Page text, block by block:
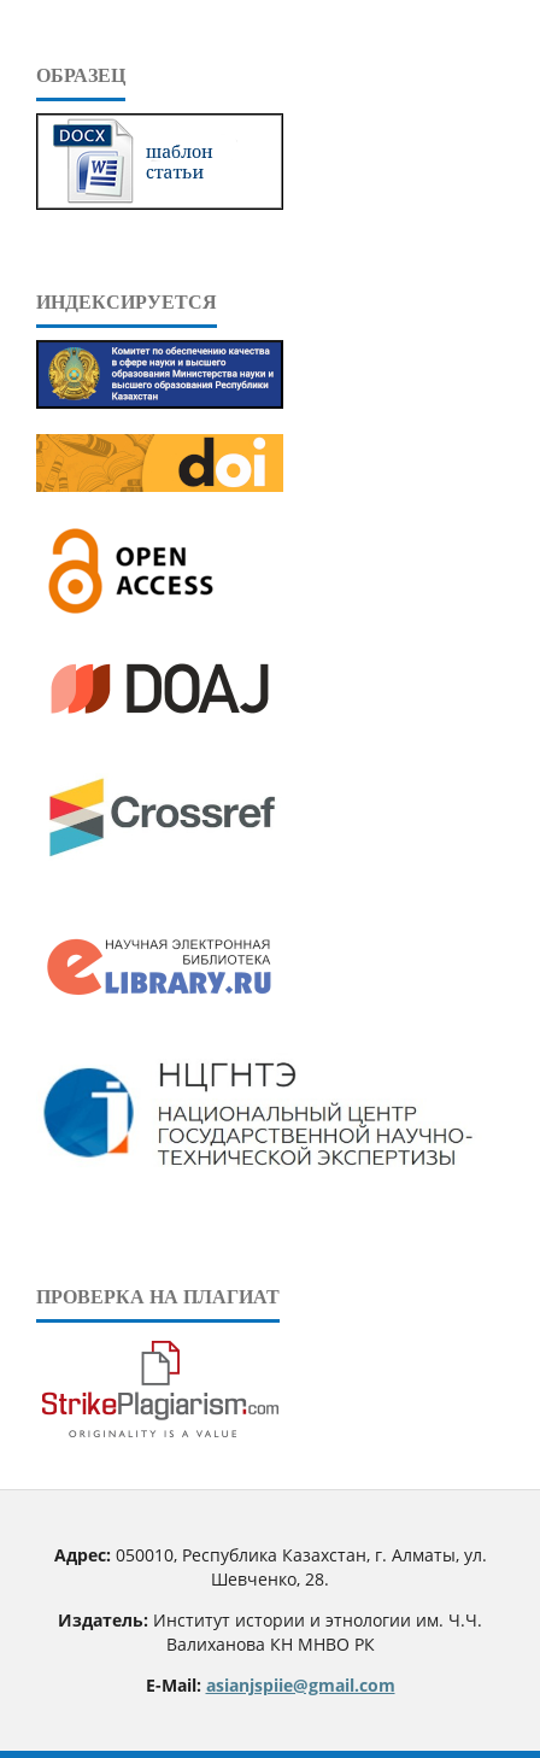
ОБРАЗЕЦ
ИНДЕКСИРУЕТСЯ
ПРОВЕРКА НА ПЛАГИАТ
Адрес:050010, Республика Казахстан, г. Алматы, ул.
Шевченко, 28.
Издатель: Институт истории и этнологии им. Ч.Ч.
Валиханова КН МНВО РК
E-Mail: asianjspiie@gmail.com